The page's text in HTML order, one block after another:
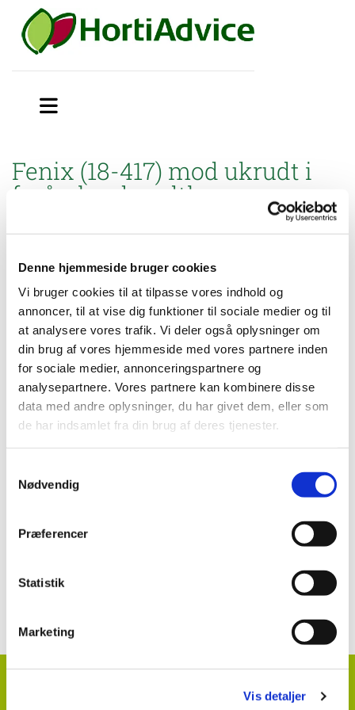
Denne hjemmeside bruger cookies
Vi bruger cookies til at tilpasse vores indhold og
annoncer, til at vise dig funktioner til sociale medier og til
at analysere vores trafik. Vi deler også oplysninger om
din brug af vores hjemmeside med vores partnere inden
for sociale medier, annonceringspartnere og
analysepartnere. Vores partnere kan kombinere disse
data med andre oplysninger, du har givet dem, eller som
de har indsamlet fra din brug af deres tjenester.
Nødvendig
Præferencer
Statistik
Marketing
Vis detaljer
Fenix (18-417) mod ukrudt i
forårsløg, bundtløg, porre og
anvendelse af Fenix (18-417) mod ukrudt i forårsløg, bundtløg,
porre og bladselleri på friland.
Brugsanvisning
Fenix (18-417) i løg, porre og bladselleri på friland
Se mere:
Fenix
Kontakt information klik her